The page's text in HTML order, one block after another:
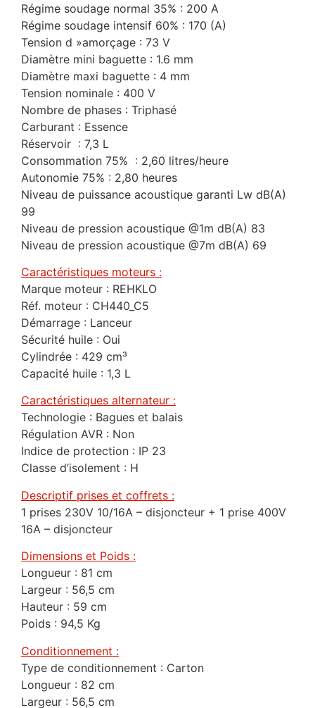
Régime soudage normal 35% : 200 A
Régime soudage intensif 60% : 170 (A)
Tension d »amorçage : 73 V
Diamètre mini baguette : 1.6 mm
Diamètre maxi baguette : 4 mm
Tension nominale : 400 V
Nombre de phases : Triphasé
Carburant : Essence
Réservoir : 7,3 L
Consommation 75% : 2,60 litres/heure
Autonomie 75% : 2,80 heures
Niveau de puissance acoustique garanti Lw dB(A)
99
Niveau de pression acoustique @1m dB(A) 83
Niveau de pression acoustique @7m dB(A) 69
Caractéristiques moteurs :
Marque moteur : REHKLO
Réf. moteur : CH440_C5
Démarrage : Lanceur
Sécurité huile : Oui
Cylindrée : 429 cm³
Capacité huile : 1,3 L
Caractéristiques alternateur :
Technologie : Bagues et balais
Régulation AVR : Non
Indice de protection : IP 23
Classe d’isolement : H
Descriptif prises et coffrets :
1 prises 230V 10/16A – disjoncteur + 1 prise 400V
16A – disjoncteur
Dimensions et Poids :
Longueur : 81 cm
Largeur : 56,5 cm
Hauteur : 59 cm
Poids : 94,5 Kg
Conditionnement :
Type de conditionnement : Carton
Longueur : 82 cm
Largeur : 56,5 cm